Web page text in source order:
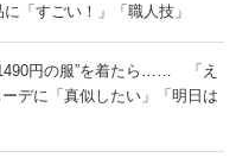
すごい！」「職人技」
円の服”を着たら…… 「え
デに「真似したい」「明日は